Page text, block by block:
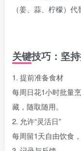
（姜、蒜、柠檬）代
关键技巧：坚
1. 提前准备食材
每周日花1小时批量
藏，随取随用。
2. 允许“灵活日”
每周留1天自由饮食